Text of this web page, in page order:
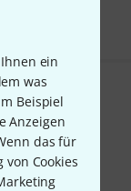
ein
was
Beispiel
Anzeigen
das für
Cookies